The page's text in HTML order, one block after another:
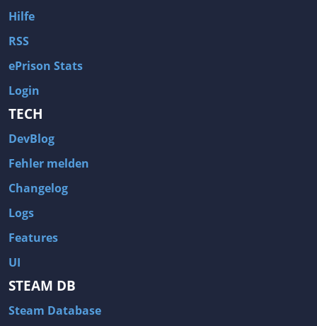
Hilfe
RSS
ePrison Stats
Login
TECH
DevBlog
Fehler melden
Changelog
Logs
Features
UI
STEAM DB
Steam Database